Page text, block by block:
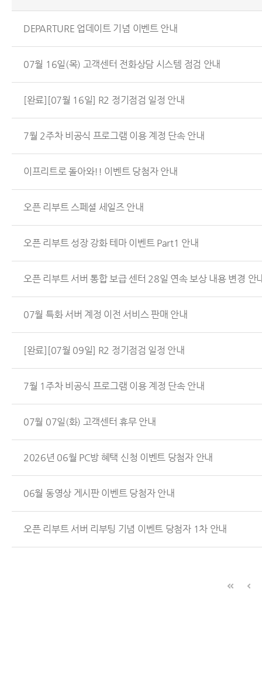
DEPARTURE 업데이트 기념 이벤트 안내
07월 16일(목) 고객센터 전화상담 시스템 점검 안내
[완료][07월 16일] R2 정기점검 일정 안내
7월 2주차 비공식 프로그램 이용 계정 단속 안내
이프리트로 돌아와!! 이벤트 당첨자 안내
오픈 리부트 스페셜 세일즈 안내
오픈 리부트 성장 강화 테마 이벤트 Part1 안내
오픈 리부트 서버 통합 보급 센터 28일 연속 보상 내용 변경 안
07월 특화 서버 계정 이전 서비스 판매 안내
[완료][07월 09일] R2 정기점검 일정 안내
7월 1주차 비공식 프로그램 이용 계정 단속 안내
07월 07일(화) 고객센터 휴무 안내
2026년 06월 PC방 혜택 신청 이벤트 당첨자 안내
06월 동영상 게시판 이벤트 당첨자 안내
오픈 리부트 서버 리부팅 기념 이벤트 당첨자 1차 안내